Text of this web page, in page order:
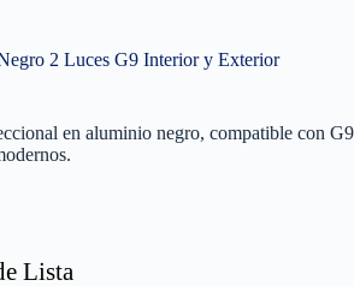
2 Luces G9 Interior y Exterior
en aluminio negro, compatible con
Lista